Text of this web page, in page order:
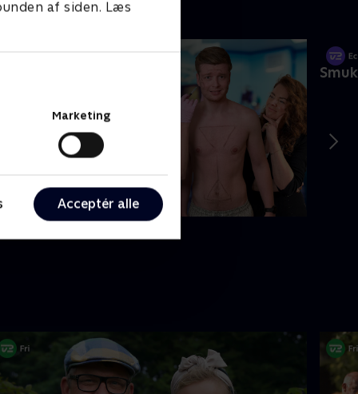
af siden. Læs
Marketing
Acceptér alle